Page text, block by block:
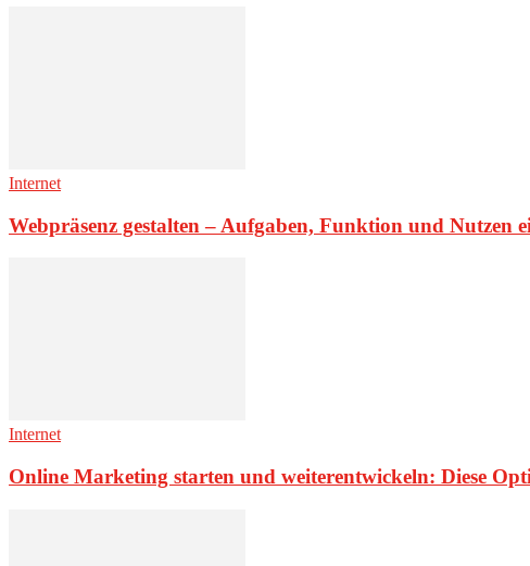
Internet
Webpräsenz gestalten – Aufgaben, Funktion und Nutzen
Internet
Online Marketing starten und weiterentwickeln: Diese